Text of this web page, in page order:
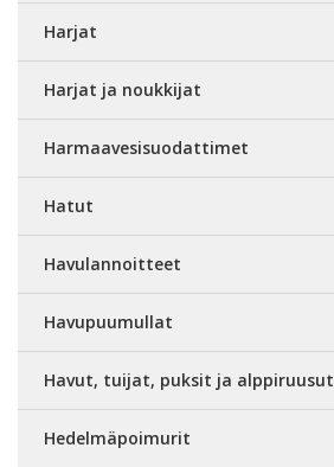
Harjat
Harjat ja noukkijat
Harmaavesisuodattimet
Hatut
Havulannoitteet
Havupuumullat
Havut, tuijat, puksit ja alppiruusut
Hedelmäpoimurit